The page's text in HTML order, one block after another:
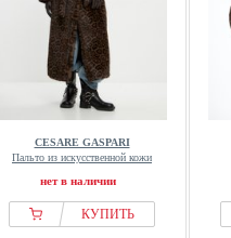
CESARE GASPARI
Пальто из искусственной кожи
нет в наличии
КУПИТЬ